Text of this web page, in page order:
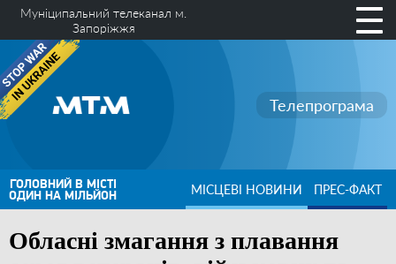
Муніципальний телеканал м.
Запоріжжя
Телепрограма
ГОЛОВНИЙ В МІСТІ
ОДИН НА МІЛЬЙОН МІСЦЕВІ НОВИНИ ПРЕС-ФАКТ
Обласні змагання з плавання